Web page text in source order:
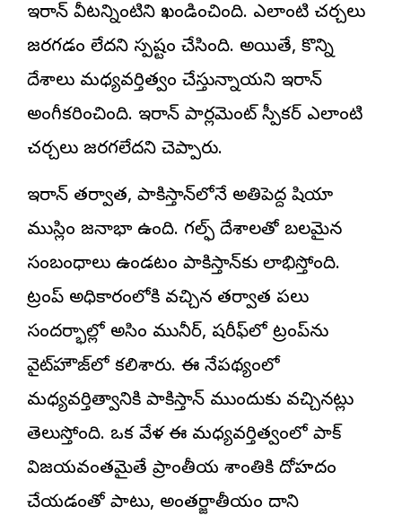
ఇరాన్ వీటన్నింటిని ఖండించింది. ఎలాంటి చర్చలు
జరగడం లేదని స్పష్టం చేసింది. అయితే, కొన్ని
దేశాలు మధ్యవర్తిత్వం చేస్తున్నాయని ఇరాన్
అంగీకరించింది. ఇరాన్ పార్లమెంట్‌ స్పీకర్ ఎలాంటి
చర్చలు జరగలేదని చెప్పారు.
ఇరాన్ తర్వాత, పాకిస్తాన్‌లోనే అతిపెద్ద షియా
ముస్లిం జనాభా ఉంది. గల్ఫ్ దేశాలతో బలమైన
సంబంధాలు ఉండటం పాకిస్తాన్‌కు లాభిస్తోంది.
ట్రంప్ అధికారంలోకి వచ్చిన తర్వాత పలు
సందర్భాల్లో అసిం మునీర్, షరీఫ్‌లో ట్రంప్‌ను
వైట్‌హౌజ్‌లో కలిశారు. ఈ నేపథ్యంలో
మధ్యవర్తిత్వానికి పాకిస్తాన్ ముందుకు వచ్చినట్లు
తెలుస్తోంది. ఒక వేళ ఈ మధ్యవర్తిత్వంలో పాక్
విజయవంతమైతే ప్రాంతీయ శాంతికి దోహదం
చేయడంతో పాటు, అంతర్జాతీయం దాని